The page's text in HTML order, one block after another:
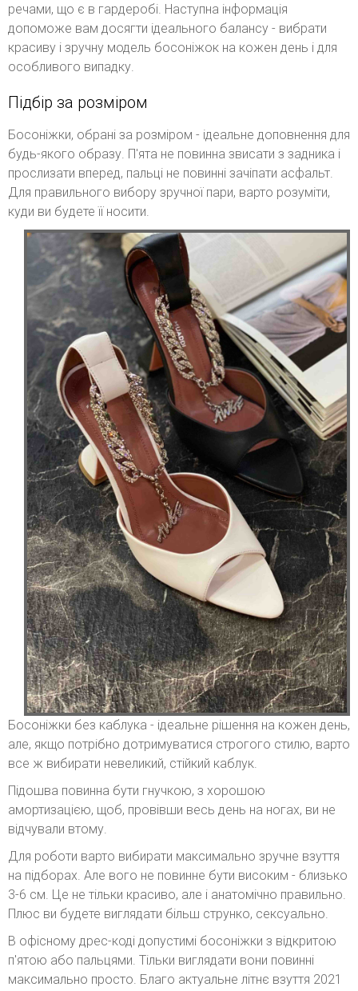
речами, що є в гардеробі. Наступна інформація
допоможе вам досягти ідеального балансу - вибрати
красиву і зручну модель босоніжок на кожен день і для
особливого випадку.
Підбір за розміром
Босоніжки, обрані за розміром - ідеальне доповнення для
будь-якого образу. П'ята не повинна звисати з задника і
прослизати вперед, пальці не повинні зачіпати асфальт.
Для правильного вибору зручної пари, варто розуміти,
куди ви будете її носити.
Босоніжки без каблука - ідеальне рішення на кожен день,
але, якщо потрібно дотримуватися строгого стилю, варто
все ж вибирати невеликий, стійкий каблук.
Підошва повинна бути гнучкою, з хорошою
амортизацією, щоб, провівши весь день на ногах, ви не
відчували втому.
Для роботи варто вибирати максимально зручне взуття
на підборах. Але вого не повинне бути високим - близько
3-6 см. Це не тільки красиво, але і анатомічно правильно.
Плюс ви будете виглядати більш струнко, сексуально.
В офісному дрес-коді допустимі босоніжки з відкритою
п'ятою або пальцями. Тільки виглядати вони повинні
максимально просто. Благо актуальне літнє взуття 2021